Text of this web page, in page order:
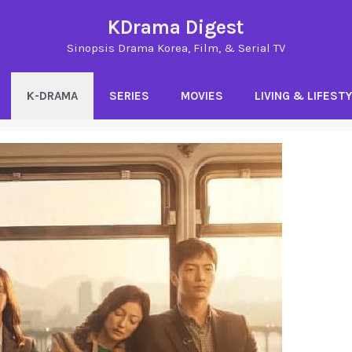
KDrama Digest
Sinopsis Drama Korea, Film, & Serial TV
K-DRAMA SERIES MOVIES LIVING &